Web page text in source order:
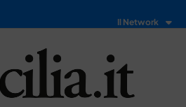
Il Network